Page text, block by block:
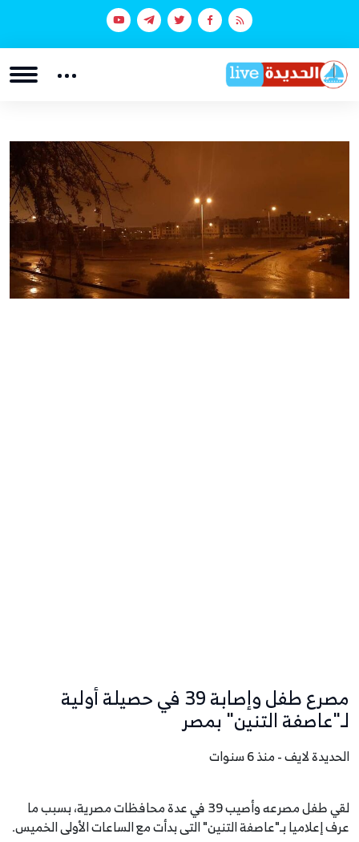
مصرع طفل وإصابة 39 في حصيلة أولية
لـ"عاصفة التنين" بمصر
الحديدة لايف - منذ 6 سنوات
لقي طفل مصرعه وأصيب 39 في عدة محافظات مصرية، بسبب ما
عرف إعلاميا بـ"عاصفة التنين" التى بدأت مع الساعات الأولى الخميس.